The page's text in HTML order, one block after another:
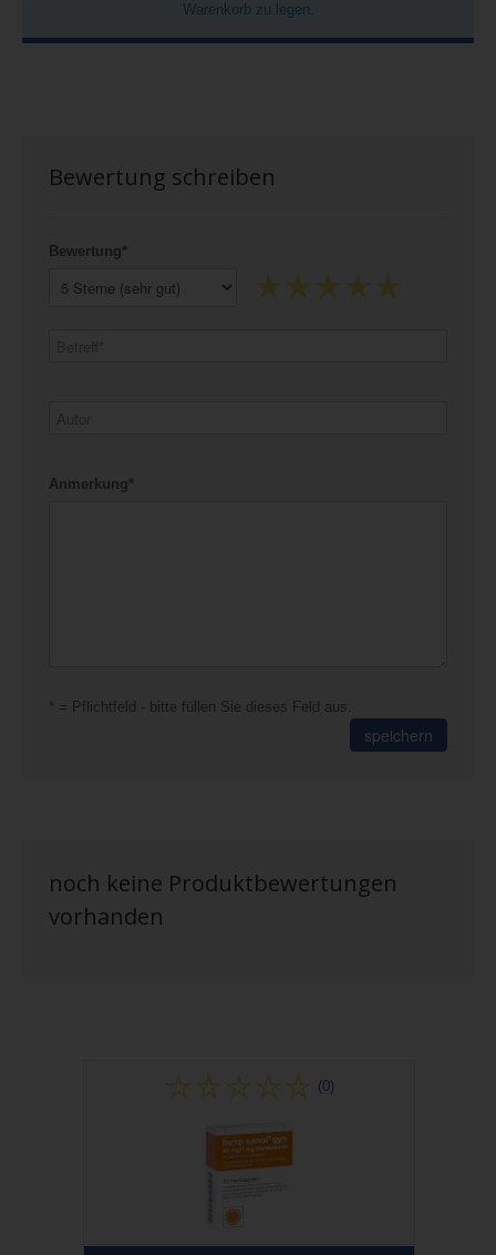
Warenkorb zu legen.
Bewertung schreiben
Bewertung*
Anmerkung*
* = Pflichtfeld - bitte füllen Sie dieses Feld aus.
speichern
noch keine Produktbewertungen
vorhanden
(0)